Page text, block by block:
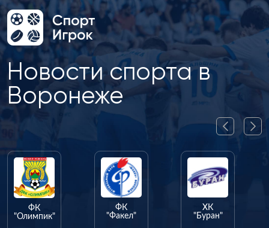
Новости спорта в
Воронеже
"Факел"
"Энергия"